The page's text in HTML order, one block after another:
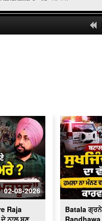
ਪੁਲਿਸ ਤੇ ਬਦਮਾਸ਼ ਹੋਏ ਆਹਮੋ-ਸਾਹਮਣੇ, ਦੇਖੋ
ਮੌਕੇ 'ਤੇ ਕੀ ਬਣੇ ਹਾਲਾਤ
LIVE : Gurdwara Bangla Sahib
ਤੋਂ Gurbani Kirtan ਦਾ ਸਿੱਧਾ ਪ੍ਰਸਾਰਣ
Cabinet Minister Mohinder Bhagat
Addresses Media | ਅਹਿਮ ਮੁੱਦਿਆਂ ’ਤੇ
ਪ੍ਰੈਸ ਕਾਨਫ਼ਰੰਸ
Congress ਦਾ ਮੁੱਕੇਗਾ ਕਾਟੋ ਕਲੇਸ਼ ?
Fatehgarh Sahib ’ਚ ਇਕੱਠੇ ਹੋਏ
LIVE
02-08-2026
Raja
Batala